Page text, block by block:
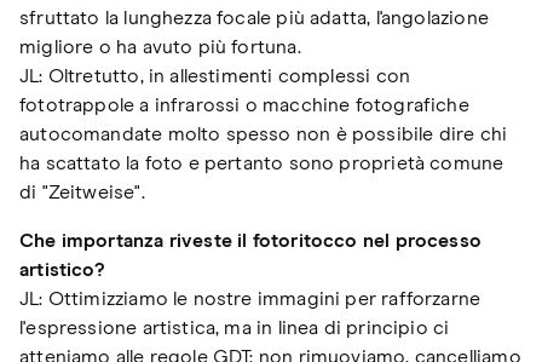
sfruttato la lunghezza focale più adatta, l'angolazione
migliore o ha avuto più fortuna.
JL: Oltretutto, in allestimenti complessi con
fototrappole a infrarossi o macchine fotografiche
autocomandate molto spesso non è possibile dire chi
ha scattato la foto e pertanto sono proprietà comune
di "Zeitweise".
Che importanza riveste il fotoritocco nel processo
artistico?
JL: Ottimizziamo le nostre immagini per rafforzarne
l'espressione artistica, ma in linea di principio ci
atteniamo alle regole GDT: non rimuoviamo, cancelliamo